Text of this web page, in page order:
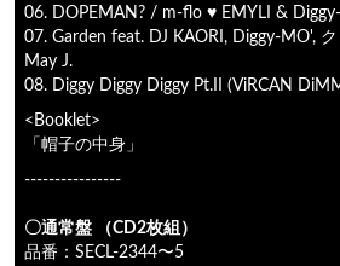
06. DOPEMAN? / m-flo ♥ EMYLI &
07. Garden feat. DJ KAORI, Diggy-MO',
May J.
08. Diggy Diggy Diggy Pt.II (ViRCAN
<Booklet>
「帽子の中身」
----------------
〇通常盤 （CD2枚組）
品番：SECL-2344〜5